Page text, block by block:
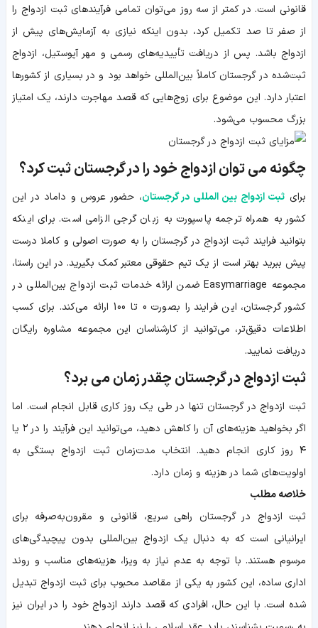
قانونی است. در کمتر از سه روز می‌توان تمامی فرآیندهای ثبت ازدواج را
از صفر تا صد تکمیل کرد، بدون اینکه نیازی به آزمایش‌های پیش از
ازدواج باشد. پس از دریافت تأییدیه‌های رسمی و مهر آپوستیل، ازدواج
ثبت‌شده در گرجستان کاملاً بین‌المللی خواهد بود و در بسیاری از کشورها
اعتبار دارد. این موضوع برای زوج‌هایی که قصد مهاجرت دارند، یک امتیاز
بزرگ محسوب می‌شود.
چگونه می توان ازدواج خود را در گرجستان ثبت کرد؟
برای ثبت ازدواج بین المللی در گرجستان، حضور عروس و داماد در این
کشور به همراه ترجمه پاسپورت به زبان گرجی الزامی است. برای اینکه
بتوانید فرایند ثبت ازدواج در گرجستان را به صورت اصولی و کاملا درست
پیش ببرید بهتر است از یک تیم حقوقی معتبر کمک بگیرید. در این راستا،
مجموعه Easymarriage ضمن ارائه خدمات ثبت ازدواج بین‌المللی در
کشور گرجستان، این فرایند را بصورت 0 تا 100 ارائه می‌کند. برای کسب
اطلاعات دقیق‌تر، می‌توانید از کارشناسان این مجموعه مشاوره رایگان
دریافت نمایید.
ثبت ازدواج در گرجستان چقدر زمان می‌ برد؟
ثبت ازدواج در گرجستان تنها در طی یک روز کاری قابل انجام است. اما
اگر بخواهید هزینه‌های آن را کاهش دهید، می‌توانید این فرآیند را در ۲ یا
۴ روز کاری انجام دهید. انتخاب مدت‌زمان ثبت ازدواج بستگی به
اولویت‌های شما در هزینه و زمان دارد.
خلاصه مطلب
ثبت ازدواج در گرجستان راهی سریع، قانونی و مقرون‌به‌صرفه برای
ایرانیانی است که به ‌دنبال یک ازدواج بین‌المللی بدون پیچیدگی‌های
مرسوم هستند. با توجه به عدم نیاز به ویزا، هزینه‌های مناسب و روند
اداری ساده، این کشور به یکی از مقاصد محبوب برای ثبت ازدواج تبدیل
شده است. با این ‌حال، افرادی که قصد دارند ازدواج خود را در ایران نیز